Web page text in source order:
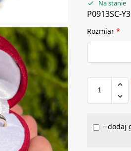
Na stanie
P0913SC-
Rozmiar*
--dodaj